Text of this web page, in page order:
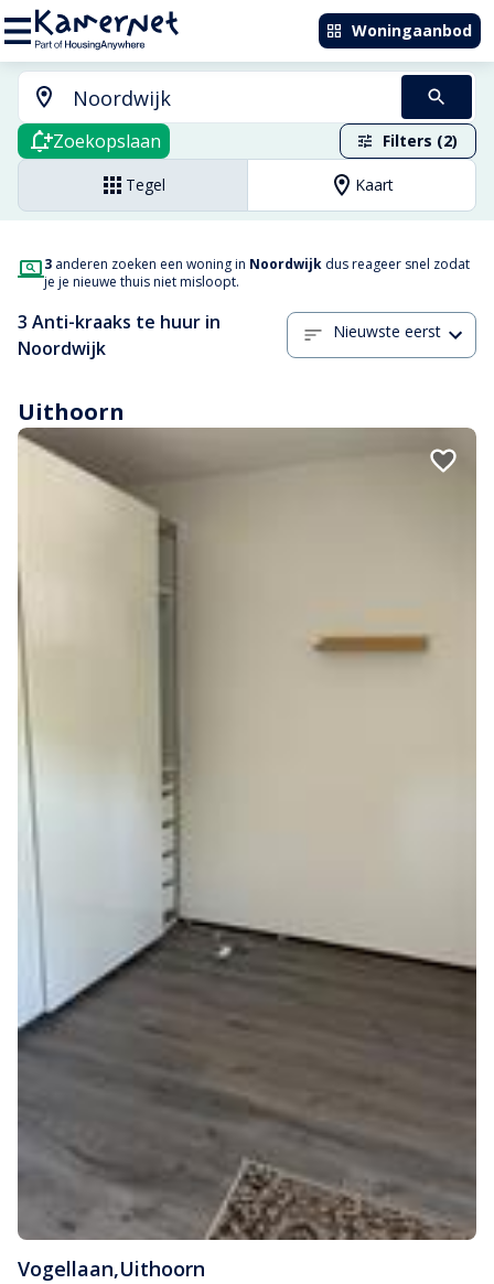
Woningaanbod
Zoekopslaan Filters (2)
Tegel Kaart
3 anderen zoeken een woning in Noordwijk dus reageer snel zodat
je je nieuwe thuis niet misloopt.
3 Anti-kraaks te huur in
Noordwijk
Nieuwste eerst
Uithoorn
Vogellaan,Uithoorn